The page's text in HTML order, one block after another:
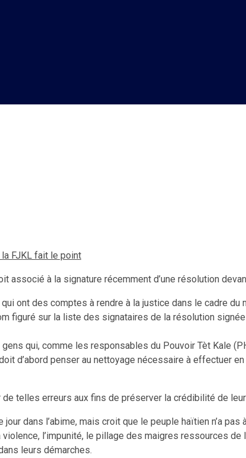
FJKL fait le point
à la signature récemment d’une résolution
ont des comptes à rendre à la justice dans le cadre
figuré sur la liste des signataires de la résolution
qui, comme les responsables du Pouvoir Tèt Kale
d’abord penser au nettoyage nécessaire à effectuer
telles erreurs aux fins de préserver la crédibilité de
dans l’abime, mais croit que le peuple haïtien n’a pas
violence, l’impunité, le pillage des maigres ressources
leurs démarches.